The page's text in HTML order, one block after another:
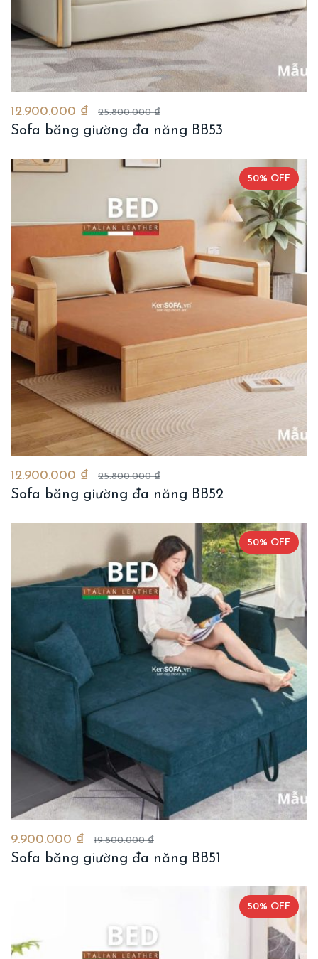
12.900.000 ₫ 25.800.000 ₫
Sofa băng giường đa năng BB53
50% OFF
12.900.000 ₫ 25.800.000 ₫
Sofa băng giường đa năng BB52
50% OFF
9.900.000 ₫ 19.800.000 ₫
Sofa băng giường đa năng BB51
50% OFF